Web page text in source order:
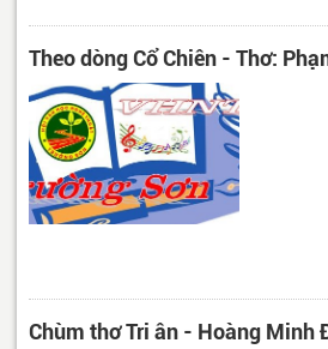
Theo dòng Cổ Chiên - Thơ:
Chùm thơ Tri ân - Hoàng Minh